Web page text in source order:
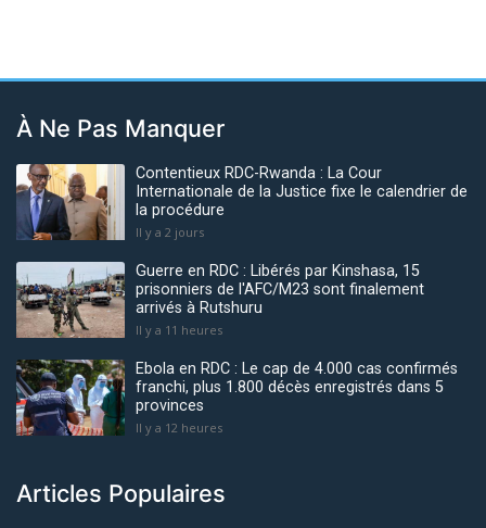
À Ne Pas Manquer
Contentieux RDC-Rwanda : La Cour
Internationale de la Justice fixe le calendrier de
la procédure
Il y a 2 jours
Guerre en RDC : Libérés par Kinshasa, 15
prisonniers de l'AFC/M23 sont finalement
arrivés à Rutshuru
Il y a 11 heures
Ebola en RDC : Le cap de 4.000 cas confirmés
franchi, plus 1.800 décès enregistrés dans 5
provinces
Il y a 12 heures
Articles Populaires